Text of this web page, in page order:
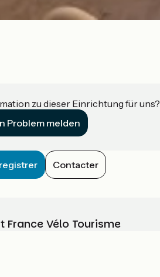
zu dieser Einrichtung für uns?
Problem melden
Contacter
France Vélo Tourisme